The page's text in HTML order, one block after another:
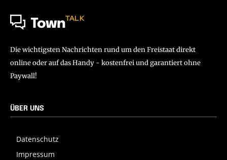
TownTALK
Die wichtigsten Nachrichten rund um den Freistaat direkt
online oder auf das Handy - kostenfrei und garantiert ohne
Paywall!
ÜBER UNS
Datenschutz
Impressum